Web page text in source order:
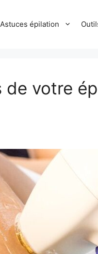
Astuces épilation
votre